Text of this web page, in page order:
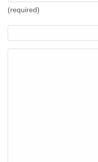
(required)